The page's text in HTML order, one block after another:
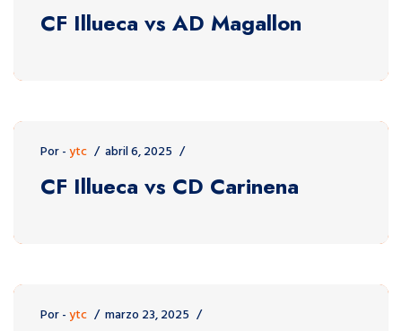
CF Illueca vs AD Magallon
Por -ytc abril 6, 2025
CF Illueca vs CD Carinena
Por -ytc marzo 23, 2025